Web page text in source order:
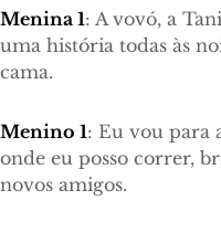
Menina 1: A vovó, a
uma história todas às
cama.
Menino 1: Eu vou para
onde eu posso correr,
novos amigos.